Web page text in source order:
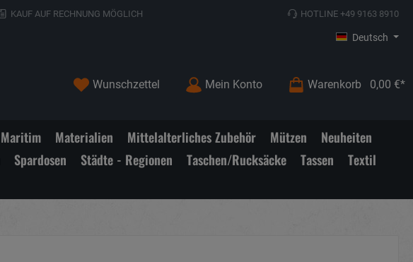
KAUF AUF RECHNUNG MÖGLICH HOTLINE +49 9163 8910
Deutsch
Wunschzettel Mein Konto Warenkorb 0,00 €*
Maritim Materialien Mittelalterliches Zubehör Mützen
Neuheiten
Spardosen Städte - Regionen Taschen/Rucksäcke Tassen
Textil